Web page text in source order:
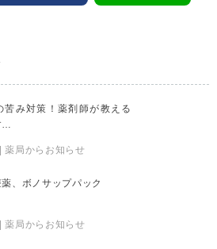
苦み対策！薬剤師が教える
…
| 薬局からお知らせ
、ボノサップパック
| 薬局からお知らせ